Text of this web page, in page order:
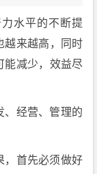
水平的不断提
越来越高，同时
能减少，效益尽
、经营、管理的
，首先必须做好